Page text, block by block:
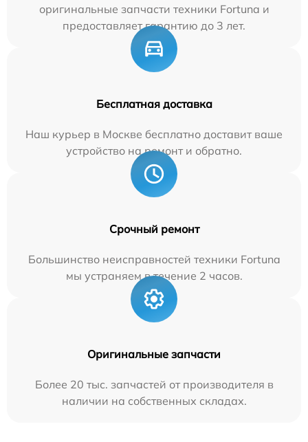
оригинальные запчасти техники Fortuna и
предоставляет гарантию до 3 лет.
Бесплатная доставка
Наш курьер в Москве бесплатно доставит ваше
устройство на ремонт и обратно.
Срочный ремонт
Большинство неисправностей техники Fortuna
мы устраняем в течение 2 часов.
Оригинальные запчасти
Более 20 тыс. запчастей от производителя в
наличии на собственных складах.